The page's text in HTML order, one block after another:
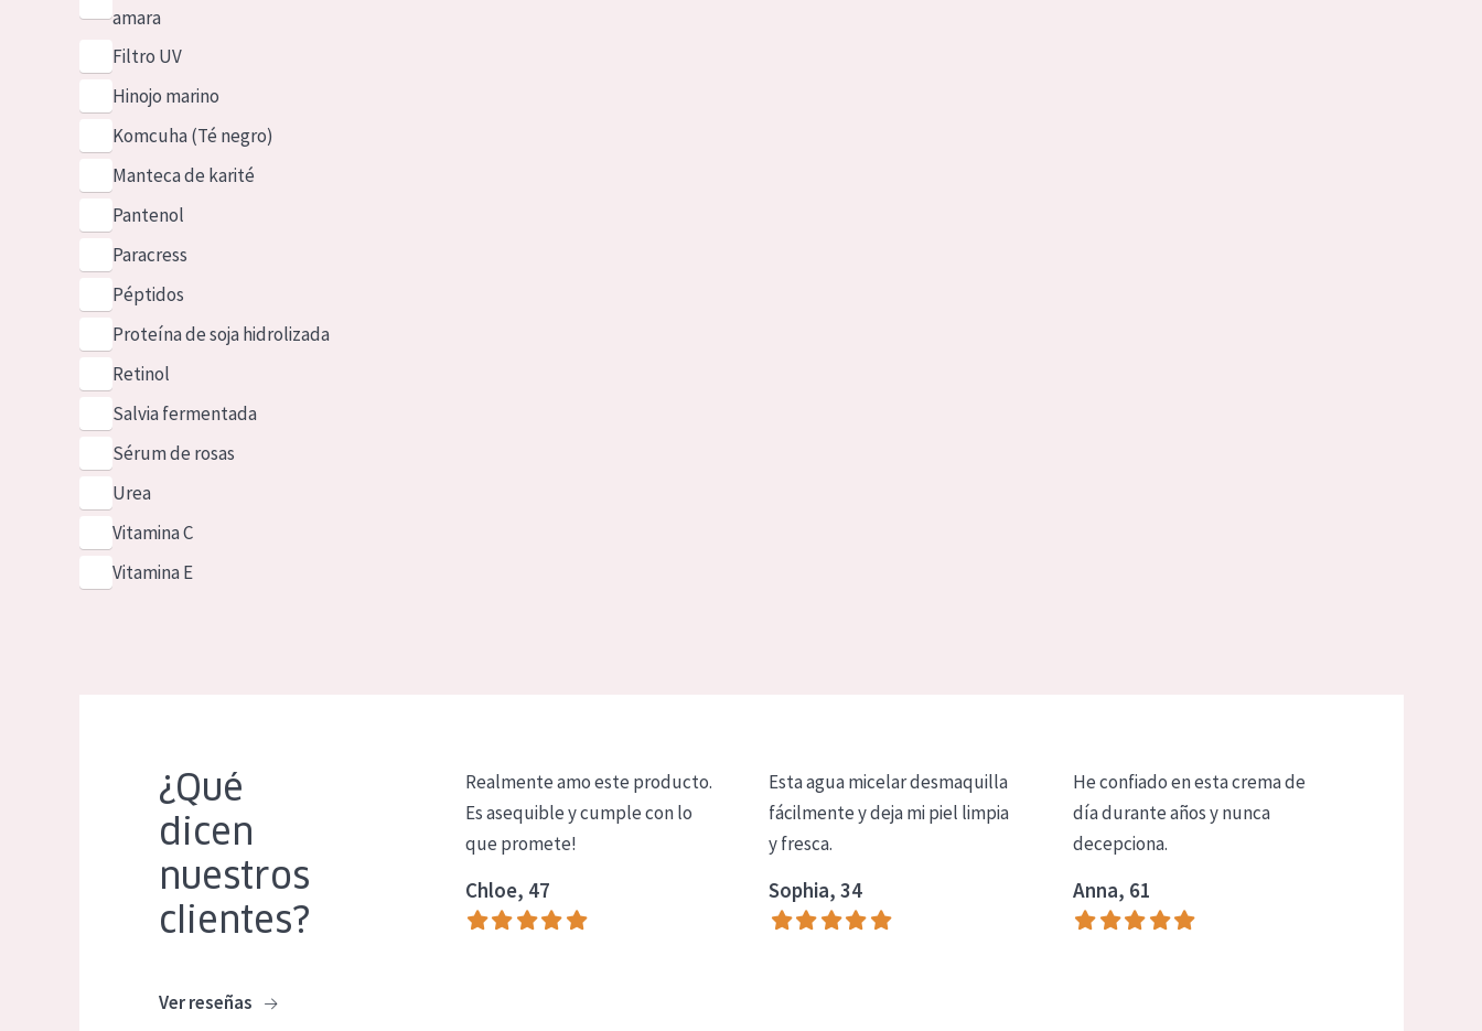
amara
Filtro UV
Hinojo marino
Komcuha (Té negro)
Manteca de karité
Pantenol
Paracress
Péptidos
Proteína de soja hidrolizada
Retinol
Salvia fermentada
Sérum de rosas
Urea
Vitamina C
Vitamina E
¿Qué
dicen
nuestros
clientes?
Ver reseñas
Realmente amo este producto.
Es asequible y cumple con lo
que promete!
Chloe, 47
Esta agua micelar desmaquilla
fácilmente y deja mi piel limpia
y fresca.
Sophia, 34
He confiado en esta crema de
día durante años y nunca
decepciona.
Anna, 61